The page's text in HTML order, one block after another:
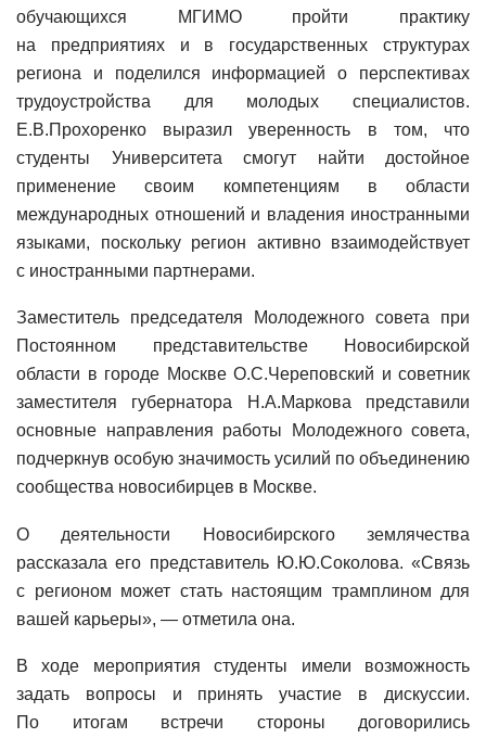
обучающихся МГИМО пройти практику
на предприятиях и в государственных структурах
региона и поделился информацией о перспективах
трудоустройства для молодых специалистов.
Е.В.Прохоренко выразил уверенность в том, что
студенты Университета смогут найти достойное
применение своим компетенциям в области
международных отношений и владения иностранными
языками, поскольку регион активно взаимодействует
с иностранными партнерами.
Заместитель председателя Молодежного совета при
Постоянном представительстве Новосибирской
области в городе Москве О.С.Череповский и советник
заместителя губернатора Н.А.Маркова представили
основные направления работы Молодежного совета,
подчеркнув особую значимость усилий по объединению
сообщества новосибирцев в Москве.
О деятельности Новосибирского землячества
рассказала его представитель Ю.Ю.Соколова. «Связь
с регионом может стать настоящим трамплином для
вашей карьеры», — отметила она.
В ходе мероприятия студенты имели возможность
задать вопросы и принять участие в дискуссии.
По итогам встречи стороны договорились